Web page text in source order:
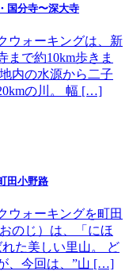
国分寺〜深大寺
ウォーキングは、新
まで約10km歩きま
内の水源から二子
の川。 幅 […]
田小野路
ウォーキングを町田
のじ）は、「にほ
た美しい里山。 ど
、今回は、”山 […]